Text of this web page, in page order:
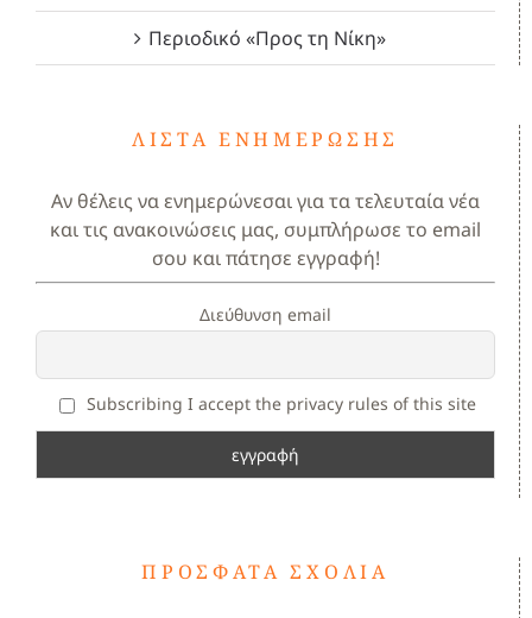
Περιοδικό «Προς τη Νίκη»
ΛΊΣΤΑ ΕΝΗΜΈΡΩΣΗΣ
Αν θέλεις να ενημερώνεσαι για τα τελευταία νέα
και τις ανακοινώσεις μας, συμπλήρωσε το email
σου και πάτησε εγγραφή!
Διεύθυνση email
Subscribing I accept the privacy rules of this site
ΠΡΌΣΦΑΤΑ ΣΧΌΛΙΑ